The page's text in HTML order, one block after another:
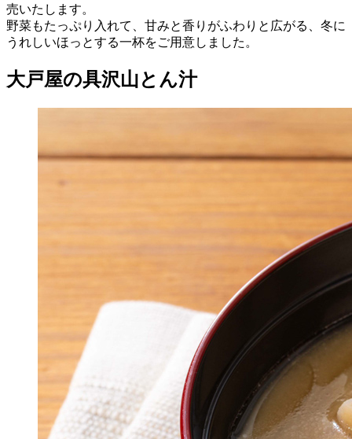
売いたします。
野菜もたっぷり入れて、甘みと香りがふわりと広がる、冬に
うれしいほっとする一杯をご用意しました。
大戸屋の具沢山とん汁